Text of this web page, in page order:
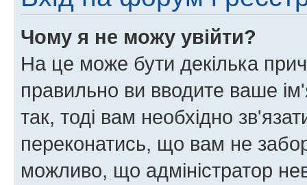
Чому я не можу увійти?
На це може бути декілька
правильно ви вводите ваше
так, тоді вам необхідно
переконатись, що вам не
можливо, що адміністратор